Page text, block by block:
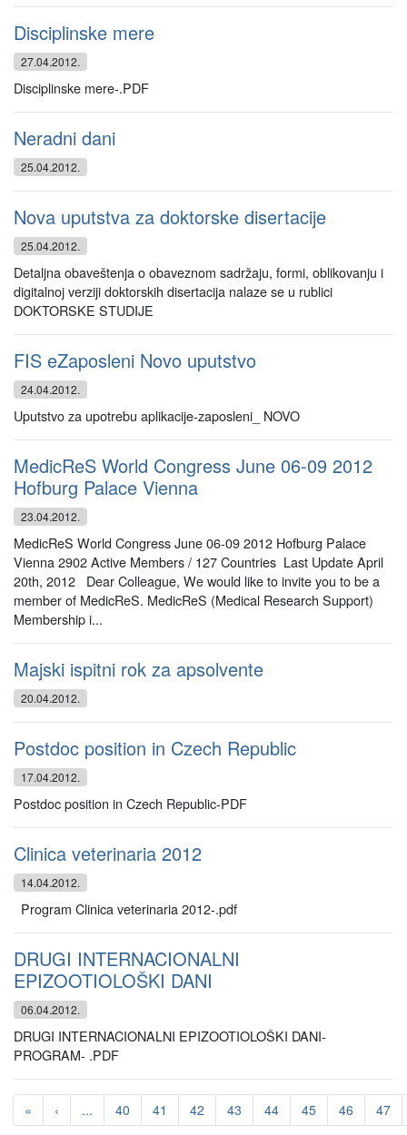
Disciplinske mere
27.04.2012.
Disciplinske mere-.PDF
Neradni dani
25.04.2012.
Nova uputstva za doktorske disertacije
25.04.2012.
Detaljna obaveštenja o obaveznom sadržaju, formi, oblikovanju i
digitalnoj verziji doktorskih disertacija nalaze se u rublici
DOKTORSKE STUDIJE
FIS eZaposleni Novo uputstvo
24.04.2012.
Uputstvo za upotrebu aplikacije-zaposleni_ NOVO
MedicReS World Congress June 06-09 2012
Hofburg Palace Vienna
23.04.2012.
MedicReS World Congress June 06-09 2012 Hofburg Palace
Vienna 2902 Active Members / 127 Countries Last Update April
20th, 2012 Dear Colleague, We would like to invite you to be a
member of MedicReS. MedicReS (Medical Research Support)
Membership i...
Majski ispitni rok za apsolvente
20.04.2012.
Postdoc position in Czech Republic
17.04.2012.
Postdoc position in Czech Republic-PDF
Clinica veterinaria 2012
14.04.2012.
Program Clinica veterinaria 2012-.pdf
DRUGI INTERNACIONALNI
EPIZOOTIOLOŠKI DANI
06.04.2012.
DRUGI INTERNACIONALNI EPIZOOTIOLOŠKI DANI-
PROGRAM- .PDF
« ‹ ... 40 41 42 43 44 45 46 47